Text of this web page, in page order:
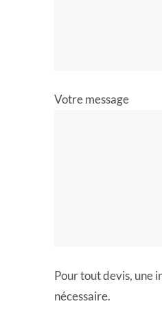
Votre message
Pour tout devis, une
nécessaire.